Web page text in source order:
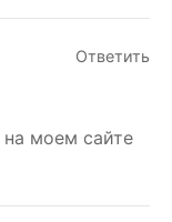
моем сайте
Ответить